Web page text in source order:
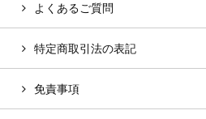
よくあるご質問
特定商取引法の表記
免責事項